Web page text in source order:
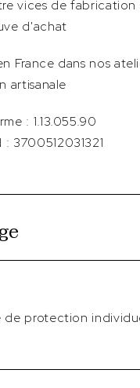
vices de fabrication
d'achat
France dans nos
artisanale
: 1.13.055.90
3700512031321
de protection